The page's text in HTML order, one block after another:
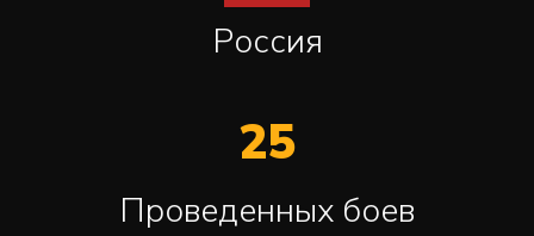
Россия
25
Проведенных боев